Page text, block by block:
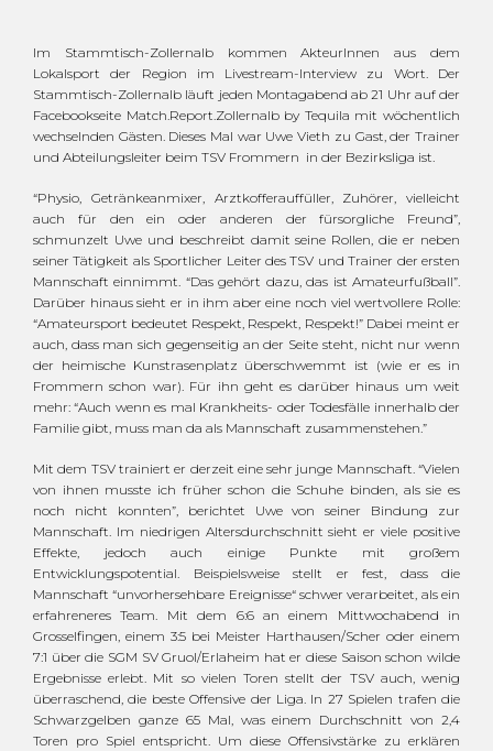
Im Stammtisch-Zollernalb kommen AkteurInnen aus dem
Lokalsport der Region im Livestream-Interview zu Wort. Der
Stammtisch-Zollernalb läuft jeden Montagabend ab 21 Uhr auf der
Facebookseite Match.Report.Zollernalb by Tequila mit wöchentlich
wechselnden Gästen. Dieses Mal war Uwe Vieth zu Gast, der Trainer
und Abteilungsleiter beim TSV Frommern in der Bezirksliga ist.
“Physio, Getränkeanmixer, Arztkofferauffüller, Zuhörer, vielleicht
auch für den ein oder anderen der fürsorgliche Freund”,
schmunzelt Uwe und beschreibt damit seine Rollen, die er neben
seiner Tätigkeit als Sportlicher Leiter des TSV und Trainer der ersten
Mannschaft einnimmt. “Das gehört dazu, das ist Amateurfußball”.
Darüber hinaus sieht er in ihm aber eine noch viel wertvollere Rolle:
“Amateursport bedeutet Respekt, Respekt, Respekt!” Dabei meint er
auch, dass man sich gegenseitig an der Seite steht, nicht nur wenn
der heimische Kunstrasenplatz überschwemmt ist (wie er es in
Frommern schon war). Für ihn geht es darüber hinaus um weit
mehr: “Auch wenn es mal Krankheits- oder Todesfälle innerhalb der
Familie gibt, muss man da als Mannschaft zusammenstehen.”
Mit dem TSV trainiert er derzeit eine sehr junge Mannschaft. “Vielen
von ihnen musste ich früher schon die Schuhe binden, als sie es
noch nicht konnten”, berichtet Uwe von seiner Bindung zur
Mannschaft. Im niedrigen Altersdurchschnitt sieht er viele positive
Effekte, jedoch auch einige Punkte mit großem
Entwicklungspotential. Beispielsweise stellt er fest, dass die
Mannschaft “unvorhersehbare Ereignisse“ schwer verarbeitet, als ein
erfahreneres Team. Mit dem 6:6 an einem Mittwochabend in
Grosselfingen, einem 3:5 bei Meister Harthausen/Scher oder einem
7:1 über die SGM SV Gruol/Erlaheim hat er diese Saison schon wilde
Ergebnisse erlebt. Mit so vielen Toren stellt der TSV auch, wenig
überraschend, die beste Offensive der Liga. In 27 Spielen trafen die
Schwarzgelben ganze 65 Mal, was einem Durchschnitt von 2,4
Toren pro Spiel entspricht. Um diese Offensivstärke zu erklären